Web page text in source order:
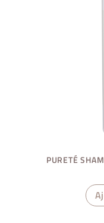
PURETÉ